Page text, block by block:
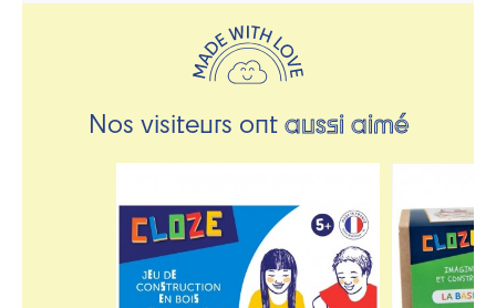
Nos visiteurs ontaussi aimé